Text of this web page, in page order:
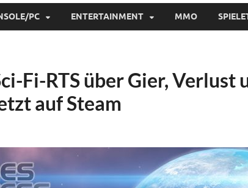
PC ENTERTAINMENT MMO
Fi-RTS über Gier, Verlust
auf Steam